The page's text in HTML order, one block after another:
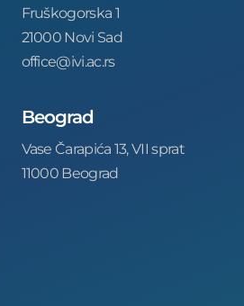
Fruškogorska 1
21000 Novi Sad
office@ivi.ac.rs
Beograd
Vase Čarapića 13, VII sprat
11000 Beograd